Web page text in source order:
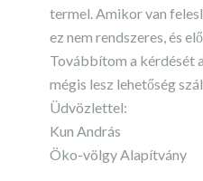
termel. Amikor van
ez nem rendszeres, és
Továbbítom a kérdését
mégis lesz lehetőség
Üdvözlettel:
Kun András
Öko-völgy Alapítvány